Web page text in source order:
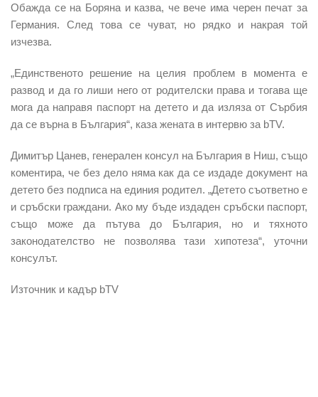
Обажда се на Боряна и казва, че вече има черен печат за
Германия. След това се чуват, но рядко и накрая той
изчезва.
„Единственото решение на целия проблем в момента е
развод и да го лиши него от родителски права и тогава ще
мога да направя паспорт на детето и да изляза от Сърбия
да се върна в България“, каза жената в интервю за bTV.
Димитър Цанев, генерален консул на България в Ниш, също
коментира, че без дело няма как да се издаде документ на
детето без подписа на единия родител. „Детето съответно е
и сръбски граждани. Ако му бъде издаден сръбски паспорт,
също може да пътува до България, но и тяхното
законодателство не позволява тази хипотеза“, уточни
консулът.
Източник и кадър bTV